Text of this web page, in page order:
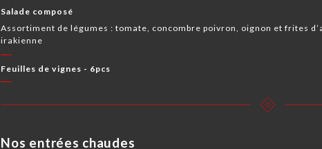
Salade composé
Assortiment de légumes : tomate, concombre poivron, oignon et frites
irakienne
Feuilles de vignes - 6pcs
Nos entrées chaudes